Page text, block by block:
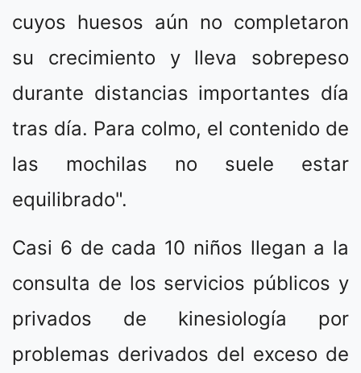
cuyos huesos aún no completaron
su crecimiento y lleva sobrepeso
durante distancias importantes día
tras día. Para colmo, el contenido de
las mochilas no suele estar
equilibrado".
Casi 6 de cada 10 niños llegan a la
consulta de los servicios públicos y
privados de kinesiología por
problemas derivados del exceso de